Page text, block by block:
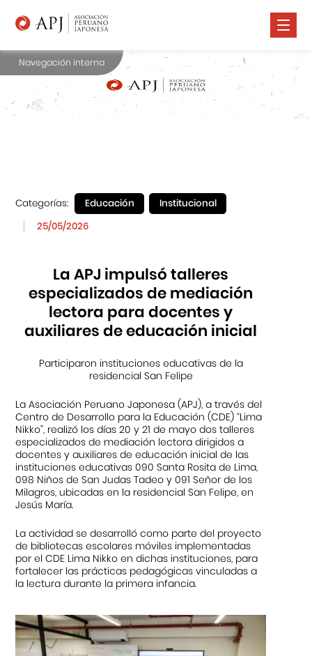
Nosotros
Comunidad Nikkei
Navegación interna
Categorías: Educación
Institucional
25/05/2026
La APJ impulsó talleres
especializados de mediación
lectora para docentes y
auxiliares de educación inicial
Participaron instituciones educativas de la
residencial San Felipe
La Asociación Peruano Japonesa (APJ), a través del
Centro de Desarrollo para la Educación (CDE) “Lima
Nikko”, realizó los días 20 y 21 de mayo dos talleres
especializados de mediación lectora dirigidos a
docentes y auxiliares de educación inicial de las
instituciones educativas 090 Santa Rosita de Lima,
098 Niños de San Judas Tadeo y 091 Señor de los
Milagros, ubicadas en la residencial San Felipe, en
Jesús María.
La actividad se desarrolló como parte del proyecto
de bibliotecas escolares móviles implementadas
por el CDE Lima Nikko en dichas instituciones, para
fortalecer las prácticas pedagógicas vinculadas a
la lectura durante la primera infancia.